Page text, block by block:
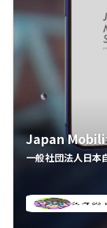
Japan
一般社団法人日本
夢中で
してし
久々の